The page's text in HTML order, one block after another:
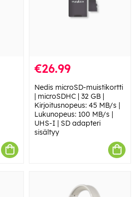
€26.99
Nedis microSD-muistikortti
| microSDHC | 32 GB |
Kirjoitusnopeus: 45 MB/s |
Lukunopeus: 100 MB/s |
UHS-I | SD adapteri
sisältyy